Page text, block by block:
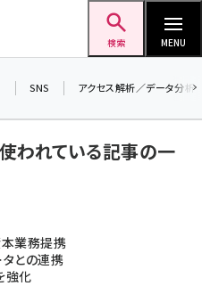
検索 MENU
SNS アクセス解析／データ分析
われている記事の一
本業務提携
との連携
強化